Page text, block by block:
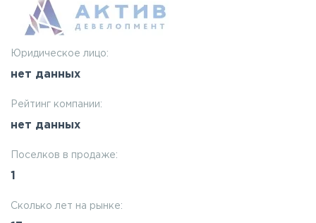
Юридическое лицо:
нет данных
Рейтинг компании:
нет данных
Поселков в продаже:
1
Сколько лет на рынке: